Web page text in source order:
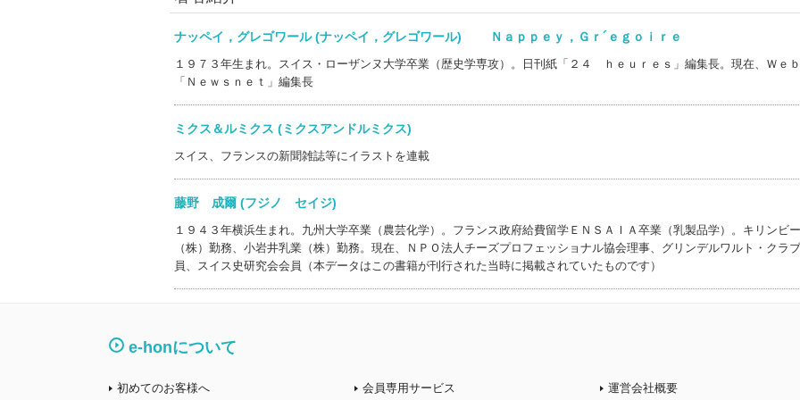
ナッペイ，グレゴワール (ナッペイ，グレゴワール) Ｎａｐｐｅｙ，Ｇｒ´ｅｇｏｉｒｅ
１９７３年生まれ。スイス・ローザンヌ大学卒業（歴史学専攻）。日刊紙「２４ ｈｅｕｒｅｓ」編集長。現在、Ｗｅ
「Ｎｅｗｓｎｅｔ」編集長
ミクス＆ルミクス (ミクスアンドルミクス)
スイス、フランスの新聞雑誌等にイラストを連載
藤野 成爾 (フジノ セイジ)
１９４３年横浜生まれ。九州大学卒業（農芸化学）。フランス政府給費留学ＥＮＳＡＩＡ卒業（乳製品学）。キリンビ
（株）勤務、小岩井乳業（株）勤務。現在、ＮＰＯ法人チーズプロフェッショナル協会理事、グリンデルワルト・クラ
員、スイス史研究会会員（本データはこの書籍が刊行された当時に掲載されていたものです）
e-honについて
初めてのお客様へ 会員専用サービス 運営会社概要